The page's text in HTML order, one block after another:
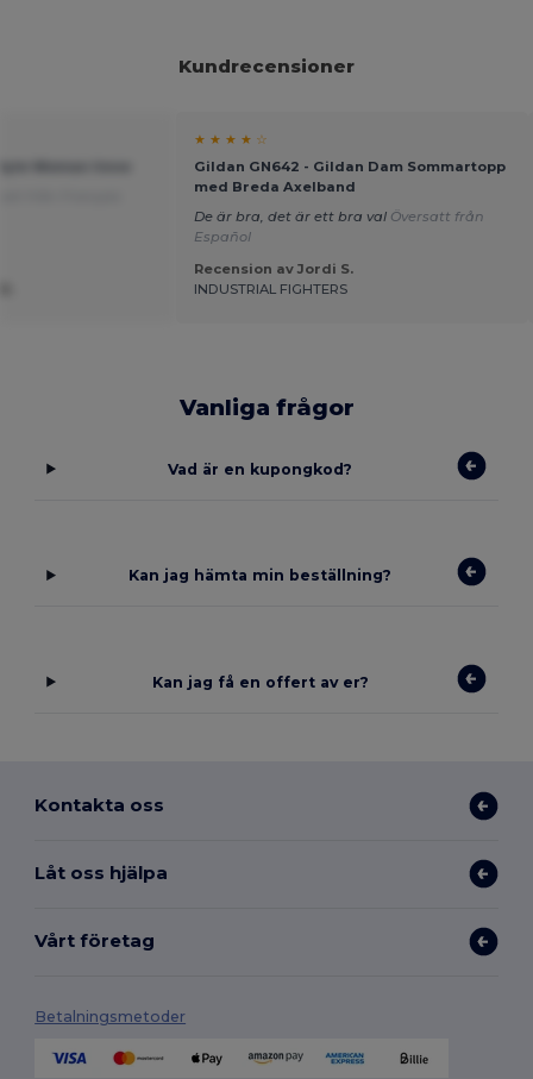
Kundrecensioner
★ ★ ★ ★ ☆
Gildan GN642 - Gildan Dam Sommartopp
med Breda Axelband
De är bra, det är ett bra val Översatt från
Español
Recension av Jordi S.
INDUSTRIAL FIGHTERS
Vanliga frågor
Vad är en kupongkod?
Kan jag hämta min beställning?
Kan jag få en offert av er?
Kontakta oss
Låt oss hjälpa
Vårt företag
Betalningsmetoder